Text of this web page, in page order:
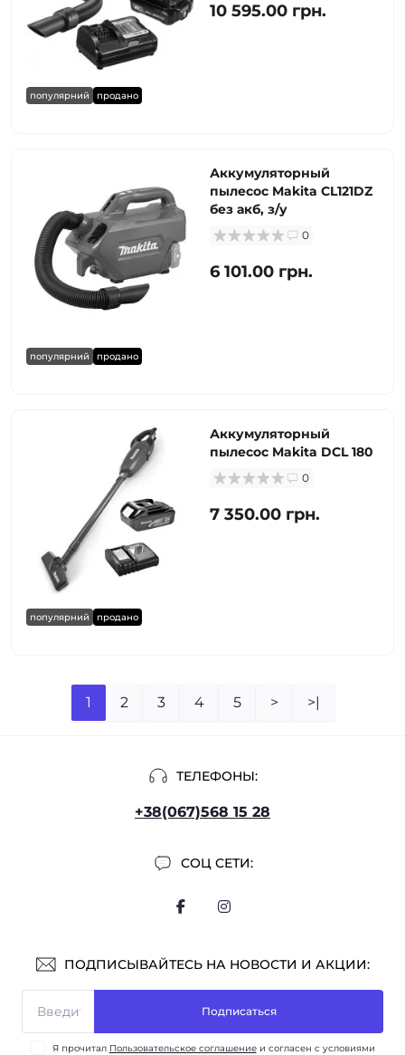
популярний продано
10 595.00 грн.
популярний продано
Аккумуляторный
пылесос Makita CL121DZ
без акб, з/у
0
6 101.00 грн.
популярний продано
Аккумуляторный
пылесос Makita DCL 180
0
7 350.00 грн.
1 2 3 4 5 > >|
ТЕЛЕФОНЫ:
+38(067)568 15 28
СОЦ СЕТИ:
ПОДПИСЫВАЙТЕСЬ НА НОВОСТИ И АКЦИИ:
Подписаться
Я прочитал Пользовательское соглашениеи согласен с условиями